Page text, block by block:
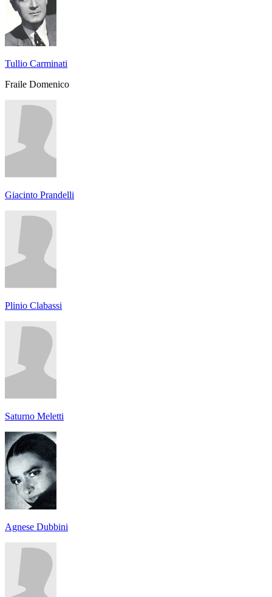
Tullio Carminati
Fraile Domenico
Giacinto Prandelli
Plinio Clabassi
Saturno Meletti
Agnese Dubbini